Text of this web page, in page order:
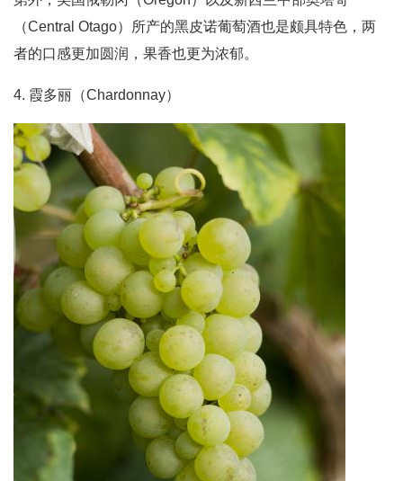
（Central Otago）所产的黑皮诺葡萄酒也是颇具特色，两
者的口感更加圆润，果香也更为浓郁。
4. 霞多丽（Chardonnay）